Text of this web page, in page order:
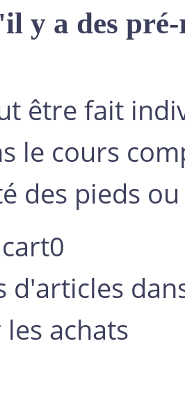
y a des
être fait
le cours
des pieds
0
d'articles
achats